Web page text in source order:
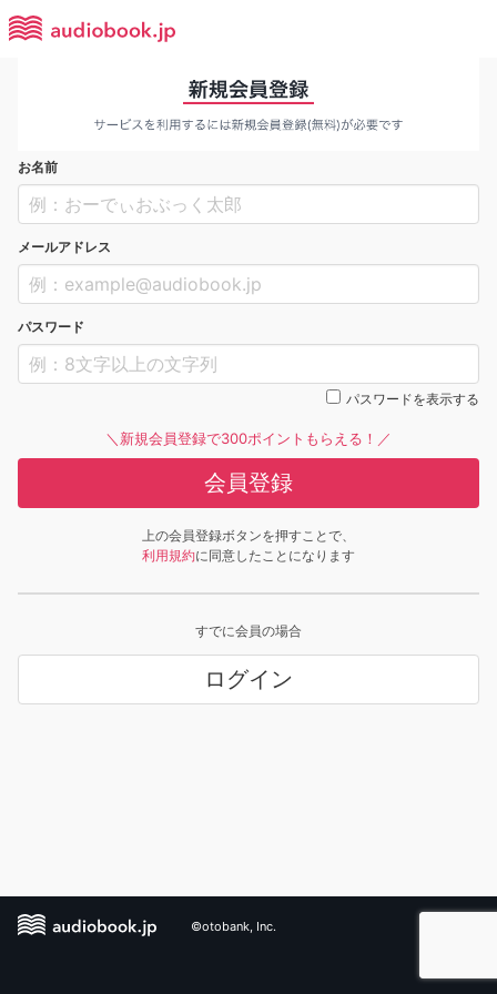
お名前
メールアドレス
パスワード
パスワードを表示する
＼新規会員登録で300ポイントもらえる！／
会員登録
上の会員登録ボタンを押すことで、
利用規約に同意したことになります
すでに会員の場合
ログイン
©otobank, Inc.